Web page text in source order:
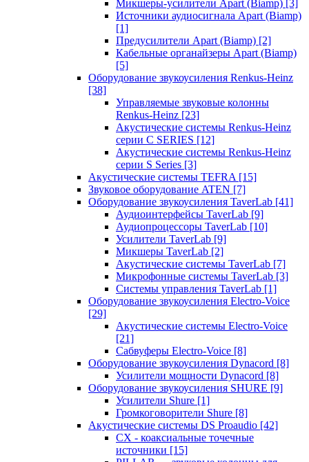
Микшеры-усилители Apart (Biamp) [3]
Источники аудиосигнала Apart (Biamp)
[1]
Предусилители Apart (Biamp) [2]
Кабельные органайзеры Apart (Biamp)
[5]
Оборудование звукоусиления Renkus-Heinz
[38]
Управляемые звуковые колонны
Renkus-Heinz [23]
Акустические системы Renkus-Heinz
серии C SERIES [12]
Акустические системы Renkus-Heinz
серии S Series [3]
Акустические системы TEFRA [15]
Звуковое оборудование ATEN [7]
Оборудование звукоусиления TaverLab [41]
Аудиоинтерфейсы TaverLab [9]
Аудиопроцессоры TaverLab [10]
Усилители TaverLab [9]
Микшеры TaverLab [2]
Акустические системы TaverLab [7]
Микрофонные системы TaverLab [3]
Системы управления TaverLab [1]
Оборудование звукоусиления Electro-Voice
[29]
Акустические системы Electro-Voice
[21]
Сабвуферы Electro-Voice [8]
Оборудование звукоусиления Dynacord [8]
Усилители мощности Dynacord [8]
Оборудование звукоусиления SHURE [9]
Усилители Shure [1]
Громкоговорители Shure [8]
Акустические системы DS Proaudio [42]
CX - коаксиальные точечные
источники [15]